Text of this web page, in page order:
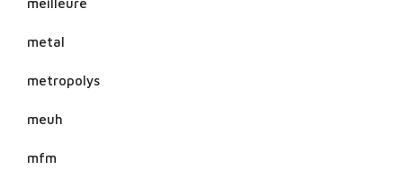
meilleure
metal
metropolys
meuh
mfm